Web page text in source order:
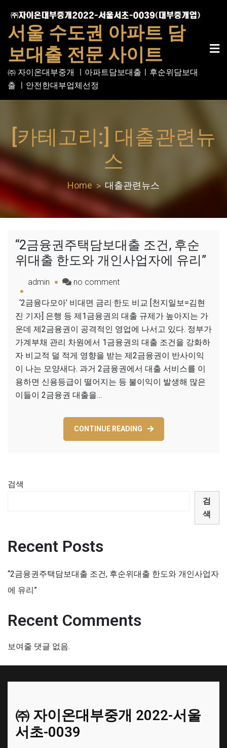
서울 수도권 아파트 담
보대출 전문 사이트
㈜ 자이온대부중개 ㅣ아파트담보대출ㅣ후순위담보대
출 ㅣ안전한대부업체선정
[카테고리:] 대출관련뉴
스
Home 대출관련뉴스
“2금융권주택담보대출 조건, 후순
위대출 한도와 개인사업자에 유리”
admin no comment
‘2금융다모아’ 비대면 금리·한도 비교 [천지일보=김현
진 기자] 은행 등 제1금융권의 대출 규제가 높아지는 가
운데 제2금융권이 공격적인 영업에 나서고 있다. 정부가
가계부채 관리 차원에서 1금융권의 대출 조건을 강화하
자 비교적 덜 적게 영향을 받는 제2금융권이 반사이익
이 나는 모양새다. 과거 2금융권에서 대출 서비스를 이
용하면 신용등급이 떨어지는 등 불이익이 발생해 많은
이들이 2금융권 대출을…
CONTINUE READING
검색
검
색
Recent Posts
“2금융권주택담보대출 조건, 후순위대출 한도와 개인사업자
에 유리”
Recent Comments
보여줄 댓글 없음.
㈜ 자이온대부중개 2022-서울
서초-0039